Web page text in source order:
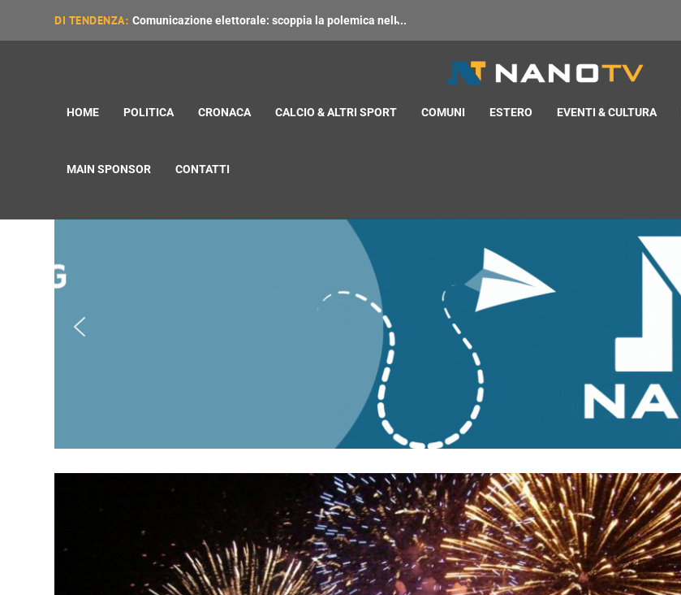
DI TENDENZA: Comunicazione elettorale: scoppia la polemica nell̵...
HOME POLITICA CRONACA CALCIO & ALTRI SPORT COMUNI ESTERO EVENTI & CULTURA
MAIN SPONSOR CONTATTI